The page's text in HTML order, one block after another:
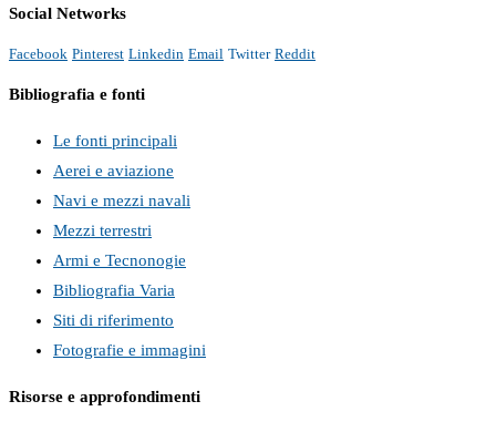
Social Networks
Facebook Pinterest Linkedin Email Twitter Reddit
Bibliografia e fonti
Le fonti principali
Aerei e aviazione
Navi e mezzi navali
Mezzi terrestri
Armi e Tecnonogie
Bibliografia Varia
Siti di riferimento
Fotografie e immagini
Risorse e approfondimenti